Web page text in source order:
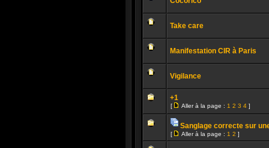
Aucun
non
Aucun
non
Take care
Aucun
non
Manifestation CIR à Paris
Aucun
message
non
Vigilance
Aucun
message
non
+1
[
la
page
Aller à la page : 1 2 3 4 ]
Aucun
Pièces
jointes
Sanglage correcte sur
[
Aller
Aller à la page : 1 2 ]